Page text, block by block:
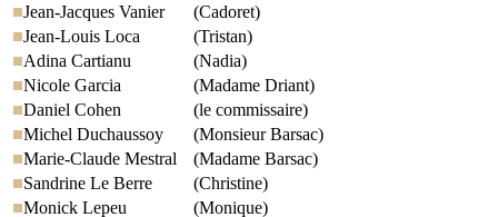
Jean-Jacques Vanier
(Cadoret)
Jean-Louis Loca
(Tristan)
Adina Cartianu
(Nadia)
Nicole Garcia
(Madame Driant)
Daniel Cohen
(le commissaire)
Michel Duchaussoy
(Monsieur Barsac)
Marie-Claude Mestral
(Madame Barsac)
Sandrine Le Berre
(Christine)
Monick Lepeu
(Monique)